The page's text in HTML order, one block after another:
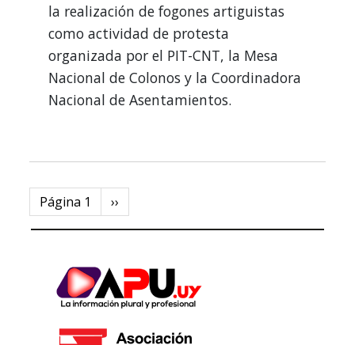
la realización de fogones artiguistas
como actividad de protesta
organizada por el PIT-CNT, la Mesa
Nacional de Colonos y la Coordinadora
Nacional de Asentamientos.
Paginación
Página 1
Next
page
››